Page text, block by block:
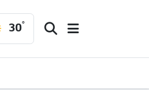
30°